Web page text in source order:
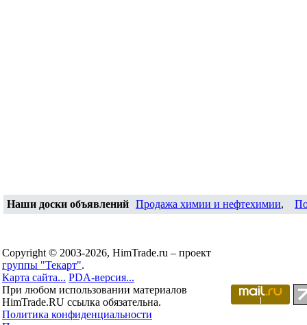
Наши доски объявлений Продажа химии и нефтехимии,
Copyright © 2003-2026, HimTrade.ru – проект
группы "Текарт".
Карта сайта... PDA-версия...
При любом использовании материалов
HimTrade.RU ссылка обязательна.
Политика конфиденциальности